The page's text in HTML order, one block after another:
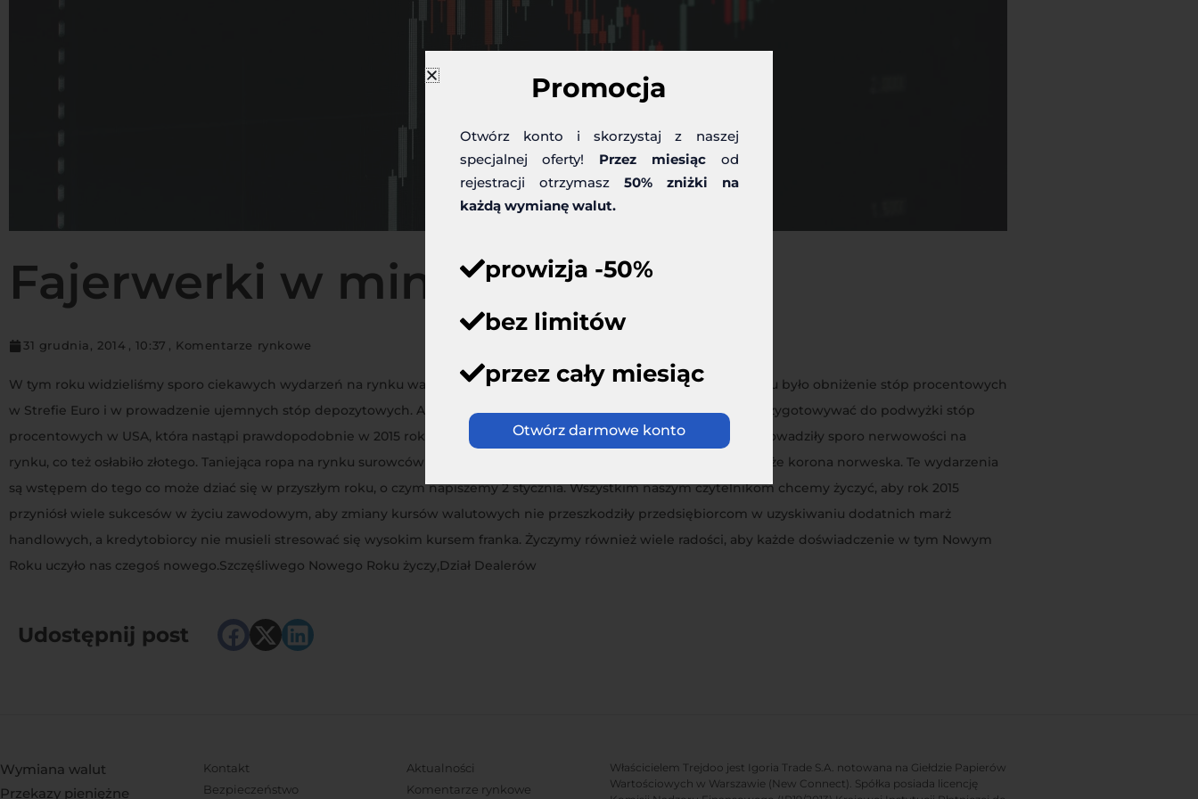
Fajerwerki w minionym roku
31 grudnia, 2014 , 10:37 , Komentarze rynkowe
W tym roku widzieliśmy sporo ciekawych wydarzeń na rynku walutowym. Przełomowym wydarzeniem w połowie roku było obniżenie stóp procentowych
w Strefie Euro i w prowadzenie ujemnych stóp depozytowych. Amerykański FED w ostatnim kwartale zaczynał nas przygotowywać do podwyżki stóp
procentowych w USA, która nastąpi prawdopodobnie w 2015 roku. Słabnący rubel i sankcje gospodarcze na Rosję wprowadziły sporo nerwowości na
rynku, co też osłabiło złotego. Taniejąca ropa na rynku surowców nie tylko „dała w kość” Rosji, ale mocno ucierpiała także korona norweska. Te wydarzenia
są wstępem do tego co może dziać się w przyszłym roku, o czym napiszemy 2 stycznia. Wszystkim naszym czytelnikom chcemy życzyć, aby rok 2015
przyniósł wiele sukcesów w życiu zawodowym, aby zmiany kursów walutowych nie przeszkodziły przedsiębiorcom w uzyskiwaniu dodatnich marż
handlowych, a kredytobiorcy nie musieli stresować się wysokim kursem franka. Życzymy również wiele radości, aby każde doświadczenie w tym Nowym
Roku uczyło nas czegoś nowego.Szczęśliwego Nowego Roku życzy,Dział Dealerów
Udostępnij post
Wymiana walut
Przekazy pieniężne
Kontakt
Bezpieczeństwo
Aktualności
Komentarze rynkowe
Właścicielem Trejdoo jest Igoria Trade S.A. notowana na Giełdzie Papierów
Wartościowych w Warszawie (New Connect). Spółka posiada licencję
Promocja
Otwórz konto i skorzystaj z naszej
specjalnej oferty! Przez miesiącod
rejestracji otrzymasz 50% zniżki na
każdą wymianę walut.
prowizja -50%
bez limitów
przez cały miesiąc
Otwórz darmowe konto